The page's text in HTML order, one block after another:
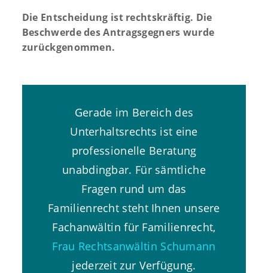
Die Entscheidung ist rechtskräftig. Die
Beschwerde des Antragsgegners wurde
zurückgenommen.
Gerade im Bereich des
Unterhaltsrechts ist eine
professionelle Beratung
unabdingbar. Für sämtliche
Fragen rund um das
Familienrecht steht Ihnen unsere
Fachanwältin für Familienrecht,
Frau Rechtsanwältin Schumann
jederzeit zur Verfügung.